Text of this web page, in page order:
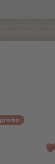
promo